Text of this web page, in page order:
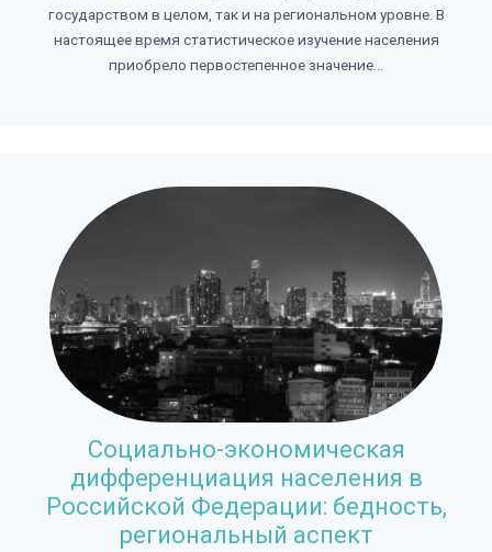
государством в целом, так и на региональном уровне. В
настоящее время статистическое изучение населения
приобрело первостепенное значение...
Социально-экономическая
дифференциация населения в
Российской Федерации: бедность,
региональный аспект